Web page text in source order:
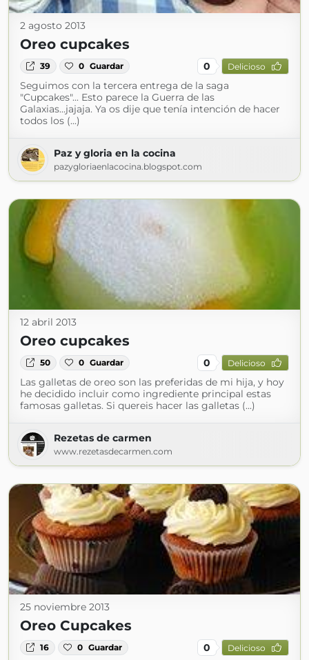
2 agosto 2013
Oreo cupcakes
39 0 Guardar 0 Delicioso
Seguimos con la tercera entrega de la saga
"Cupcakes"... Esto parece la Guerra de las
Galaxias...jajaja. Ya os dije que tenía intención de hacer
todos los (...)
Paz y gloria en la cocina
pazygloriaenlacocina.blogspot.com
12 abril 2013
Oreo cupcakes
50 0 Guardar 0 Delicioso
Las galletas de oreo son las preferidas de mi hija, y hoy
he decidido incluir como ingrediente principal estas
famosas galletas. Si quereis hacer las galletas (...)
Rezetas de carmen
www.rezetasdecarmen.com
25 noviembre 2013
Oreo Cupcakes
16 0 Guardar 0 Delicioso